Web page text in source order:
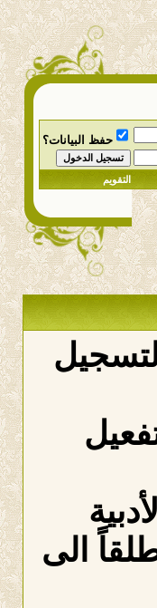
حفظ البيانات؟
التقويم
الى